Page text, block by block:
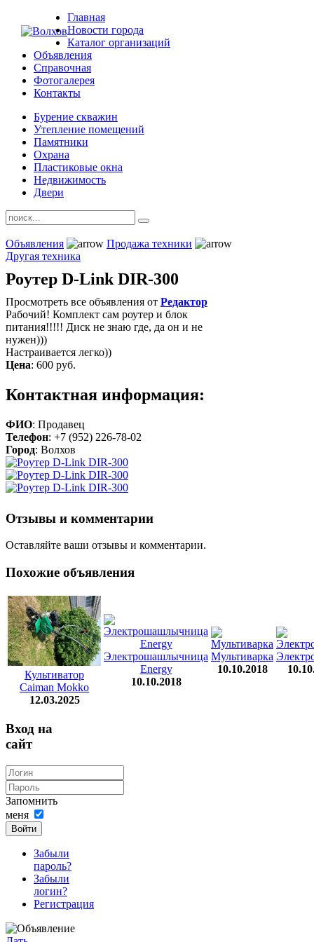
Главная
Новости города
Каталог организаций
Объявления
Справочная
Фотогалерея
Контакты
Бурение скважин
Утепление помещений
Памятники
Охрана
Пластиковые окна
Недвижимость
Двери
Объявления
Продажа техники
Другая техника
Роyтер D-Link DIR-300
Просмотреть все объявления от Редактор
Рабочий! Комплект сам роутер и блок
питания!!!!! Диск не знаю где, да он и не
нужен)))
Настраивается легко))
Цена: 600 руб.
Контактная информация:
ФИО: Продавец
Телефон: +7 (952) 226-78-02
Город: Волхов
Отзывы и комментарии
Оставляйте ваши отзывы и комментарии.
Похожие объявления
Культиватор
Caiman Mokko
12.03.2025
Электрошашлычница
Energy
10.10.2018
Мультиварка
10.10.2018
Вход на
сайт
Запомнить
меня
Войти
Забыли
пароль?
Забыли
логин?
Регистрация